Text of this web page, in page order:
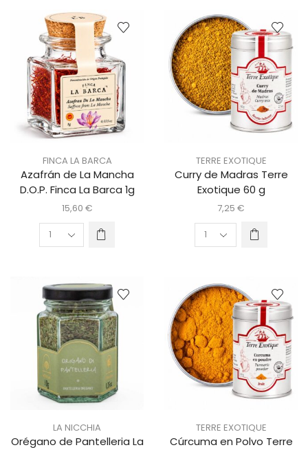
FINCA LA BARCA
Azafrán de La Mancha
D.O.P. Finca La Barca 1g
15,60 €
TERRE EXOTIQUE
Curry de Madras Terre
Exotique 60 g
7,25 €
LA NICCHIA
Orégano de Pantelleria La
TERRE EXOTIQUE
Cúrcuma en Polvo Terre